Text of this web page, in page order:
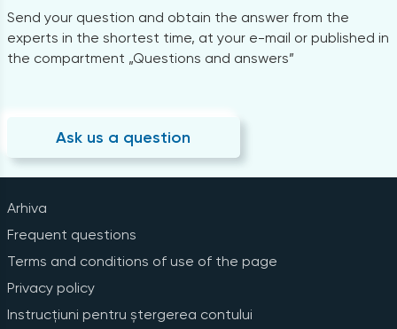
Send your question and obtain the answer from the
experts in the shortest time, at your e-mail or published in
the compartment „Questions and answers”
Ask us a question
Arhiva
Frequent questions
Terms and conditions of use of the page
Privacy policy
Instrucțiuni pentru ștergerea contului